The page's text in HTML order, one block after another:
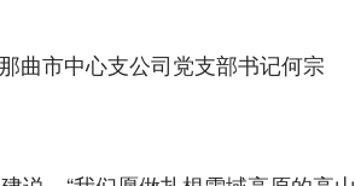
市中心支公司党支部书记何宗